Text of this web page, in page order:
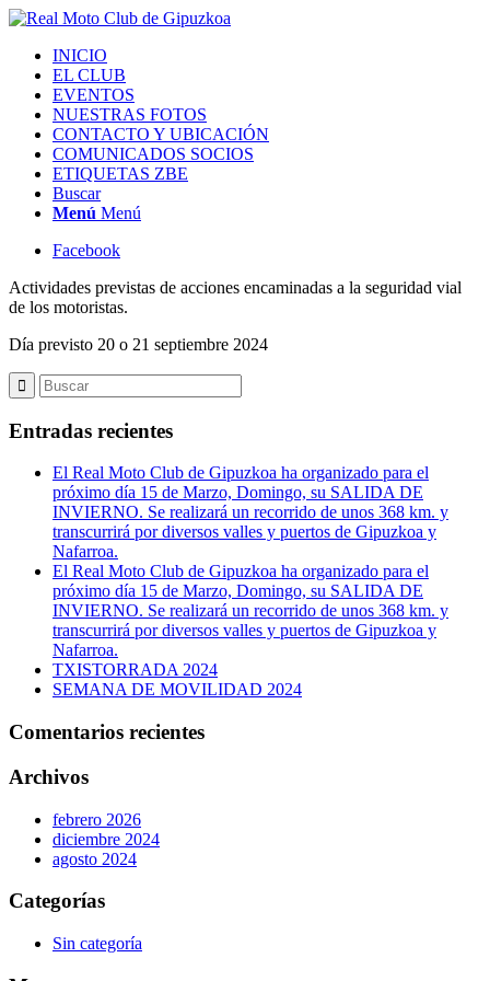
INICIO
EL CLUB
EVENTOS
NUESTRAS FOTOS
CONTACTO Y UBICACIÓN
COMUNICADOS SOCIOS
ETIQUETAS ZBE
Buscar
Menú Menú
Facebook
Actividades previstas de acciones encaminadas a la seguridad vial
de los motoristas.
Día previsto 20 o 21 septiembre 2024
Entradas recientes
El Real Moto Club de Gipuzkoa ha organizado para el
próximo día 15 de Marzo, Domingo, su SALIDA DE
INVIERNO. Se realizará un recorrido de unos 368 km. y
transcurrirá por diversos valles y puertos de Gipuzkoa y
Nafarroa.
El Real Moto Club de Gipuzkoa ha organizado para el
próximo día 15 de Marzo, Domingo, su SALIDA DE
INVIERNO. Se realizará un recorrido de unos 368 km. y
transcurrirá por diversos valles y puertos de Gipuzkoa y
Nafarroa.
TXISTORRADA 2024
SEMANA DE MOVILIDAD 2024
Comentarios recientes
Archivos
febrero 2026
diciembre 2024
agosto 2024
Categorías
Sin categoría